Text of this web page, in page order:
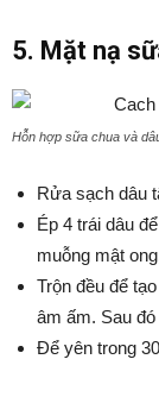
5. Mặt nạ
Hỗn hợp sữa chua và
Rửa sạch dâu
Ép 4 trái dâu
muỗng mật
Trộn đều để
âm ấm. Sau
Để yên trong